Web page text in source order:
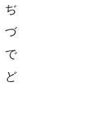
ぢ
づ
で
ど